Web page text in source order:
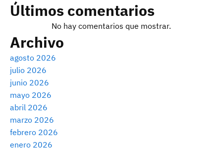
Últimos comentarios
No hay comentarios que mostrar.
Archivo
agosto 2026
julio 2026
junio 2026
mayo 2026
abril 2026
marzo 2026
febrero 2026
enero 2026